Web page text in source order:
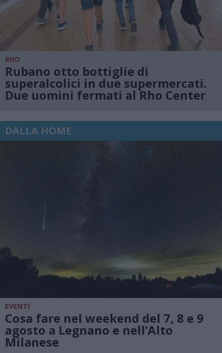
RHO
Rubano otto bottiglie di
superalcolici in due supermercati.
Due uomini fermati al Rho Center
DALLA HOME
EVENTI
Cosa fare nel weekend del 7, 8 e 9
agosto a Legnano e nell’Alto
Milanese